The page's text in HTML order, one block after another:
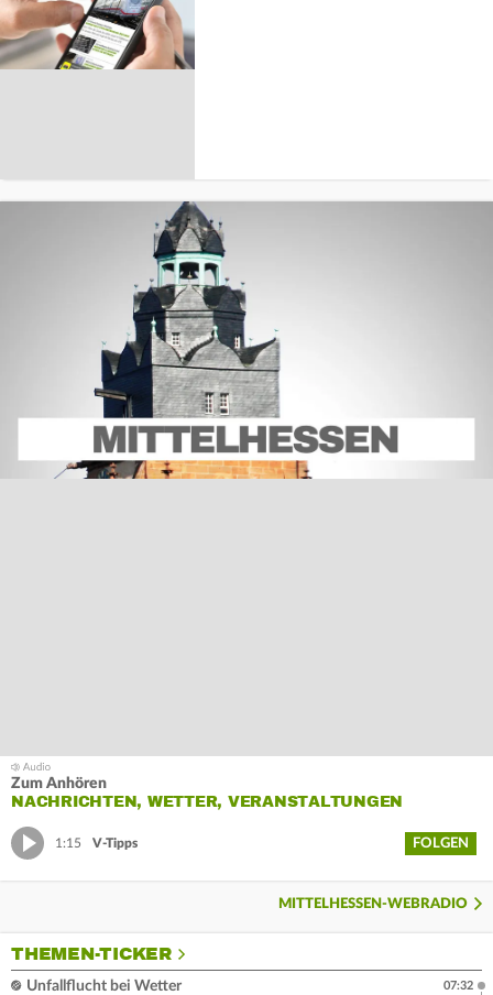
Zum Anhören
NACHRICHTEN, WETTER, VERANSTALTUNGEN
1:15 V-Tipps FOLGEN
MITTELHESSEN-WEBRADIO
THEMEN-TICKER
Unfallflucht bei Wetter
07:32